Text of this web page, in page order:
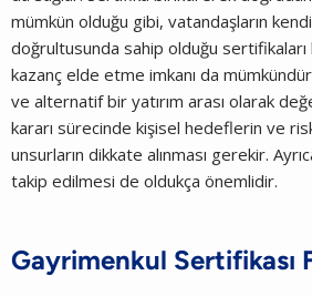
mümkün olduğu gibi, vatandaşların
doğrultusunda sahip olduğu
kazanç elde etme imkanı da
ve alternatif bir yatırım arası olarak
kararı sürecinde kişisel hedeflerin ve
unsurların dikkate alınması gerekir.
takip edilmesi de oldukça önemlidir.
Gayrimenkul Sertifikası